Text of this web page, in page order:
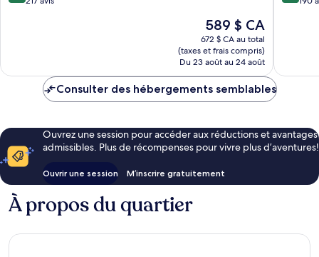
Le
prix
est
de
589 $ CA
589 $ CA
672 $ CA au total
(taxes et frais compris)
Du 23 août au 24 août
Consulter des hébergements semblables
Ouvrez une session pour accéder aux réductions et avantages
admissibles. Plus de récompenses pour vivre plus d’aventures!
Ouvrir une session M’inscrire gratuitement
À propos du quartier